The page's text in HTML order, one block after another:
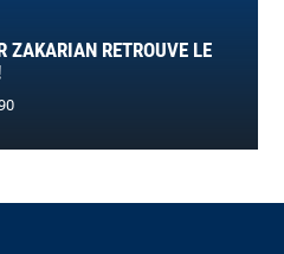
ZAKARIAN RETROUVE LE